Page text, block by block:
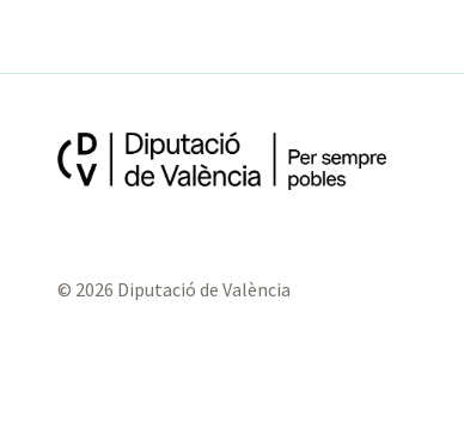
© 2026 Diputació de València